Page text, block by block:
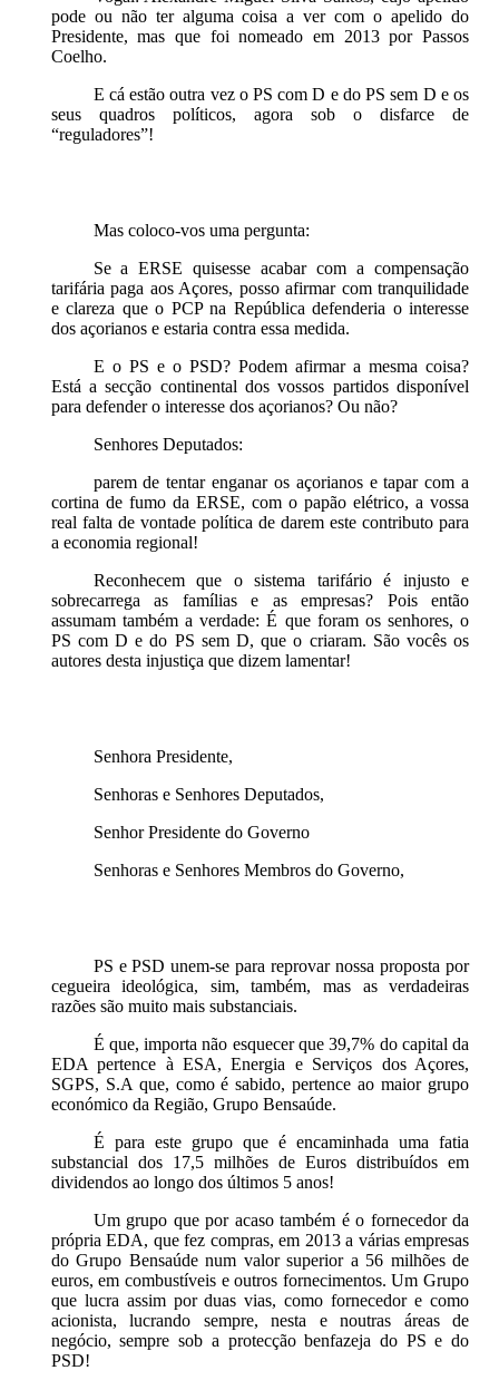
pode ou não ter alguma coisa a ver com o apelido do
Presidente, mas que foi nomeado em 2013 por Passos
Coelho.
E cá estão outra vez o PS com D e do PS sem D e os
seus quadros políticos, agora sob o disfarce de
“reguladores”!
Mas coloco-vos uma pergunta:
Se a ERSE quisesse acabar com a compensação
tarifária paga aos Açores, posso afirmar com tranquilidade
e clareza que o PCP na República defenderia o interesse
dos açorianos e estaria contra essa medida.
E o PS e o PSD? Podem afirmar a mesma coisa?
Está a secção continental dos vossos partidos disponível
para defender o interesse dos açorianos? Ou não?
Senhores Deputados:
parem de tentar enganar os açorianos e tapar com a
cortina de fumo da ERSE, com o papão elétrico, a vossa
real falta de vontade política de darem este contributo para
a economia regional!
Reconhecem que o sistema tarifário é injusto e
sobrecarrega as famílias e as empresas? Pois então
assumam também a verdade: É que foram os senhores, o
PS com D e do PS sem D, que o criaram. São vocês os
autores desta injustiça que dizem lamentar!
Senhora Presidente,
Senhoras e Senhores Deputados,
Senhor Presidente do Governo
Senhoras e Senhores Membros do Governo,
PS e PSD unem-se para reprovar nossa proposta por
cegueira ideológica, sim, também, mas as verdadeiras
razões são muito mais substanciais.
É que, importa não esquecer que 39,7% do capital da
EDA pertence à ESA, Energia e Serviços dos Açores,
SGPS, S.A que, como é sabido, pertence ao maior grupo
económico da Região, Grupo Bensaúde.
É para este grupo que é encaminhada uma fatia
substancial dos 17,5 milhões de Euros distribuídos em
dividendos ao longo dos últimos 5 anos!
Um grupo que por acaso também é o fornecedor da
própria EDA, que fez compras, em 2013 a várias empresas
do Grupo Bensaúde num valor superior a 56 milhões de
euros, em combustíveis e outros fornecimentos. Um Grupo
que lucra assim por duas vias, como fornecedor e como
acionista, lucrando sempre, nesta e noutras áreas de
negócio, sempre sob a protecção benfazeja do PS e do
PSD!